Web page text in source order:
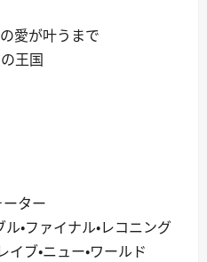
の愛が叶うまで
王国
ーター
・ファイナル・レコニング
ブ・ニュー・ワールド